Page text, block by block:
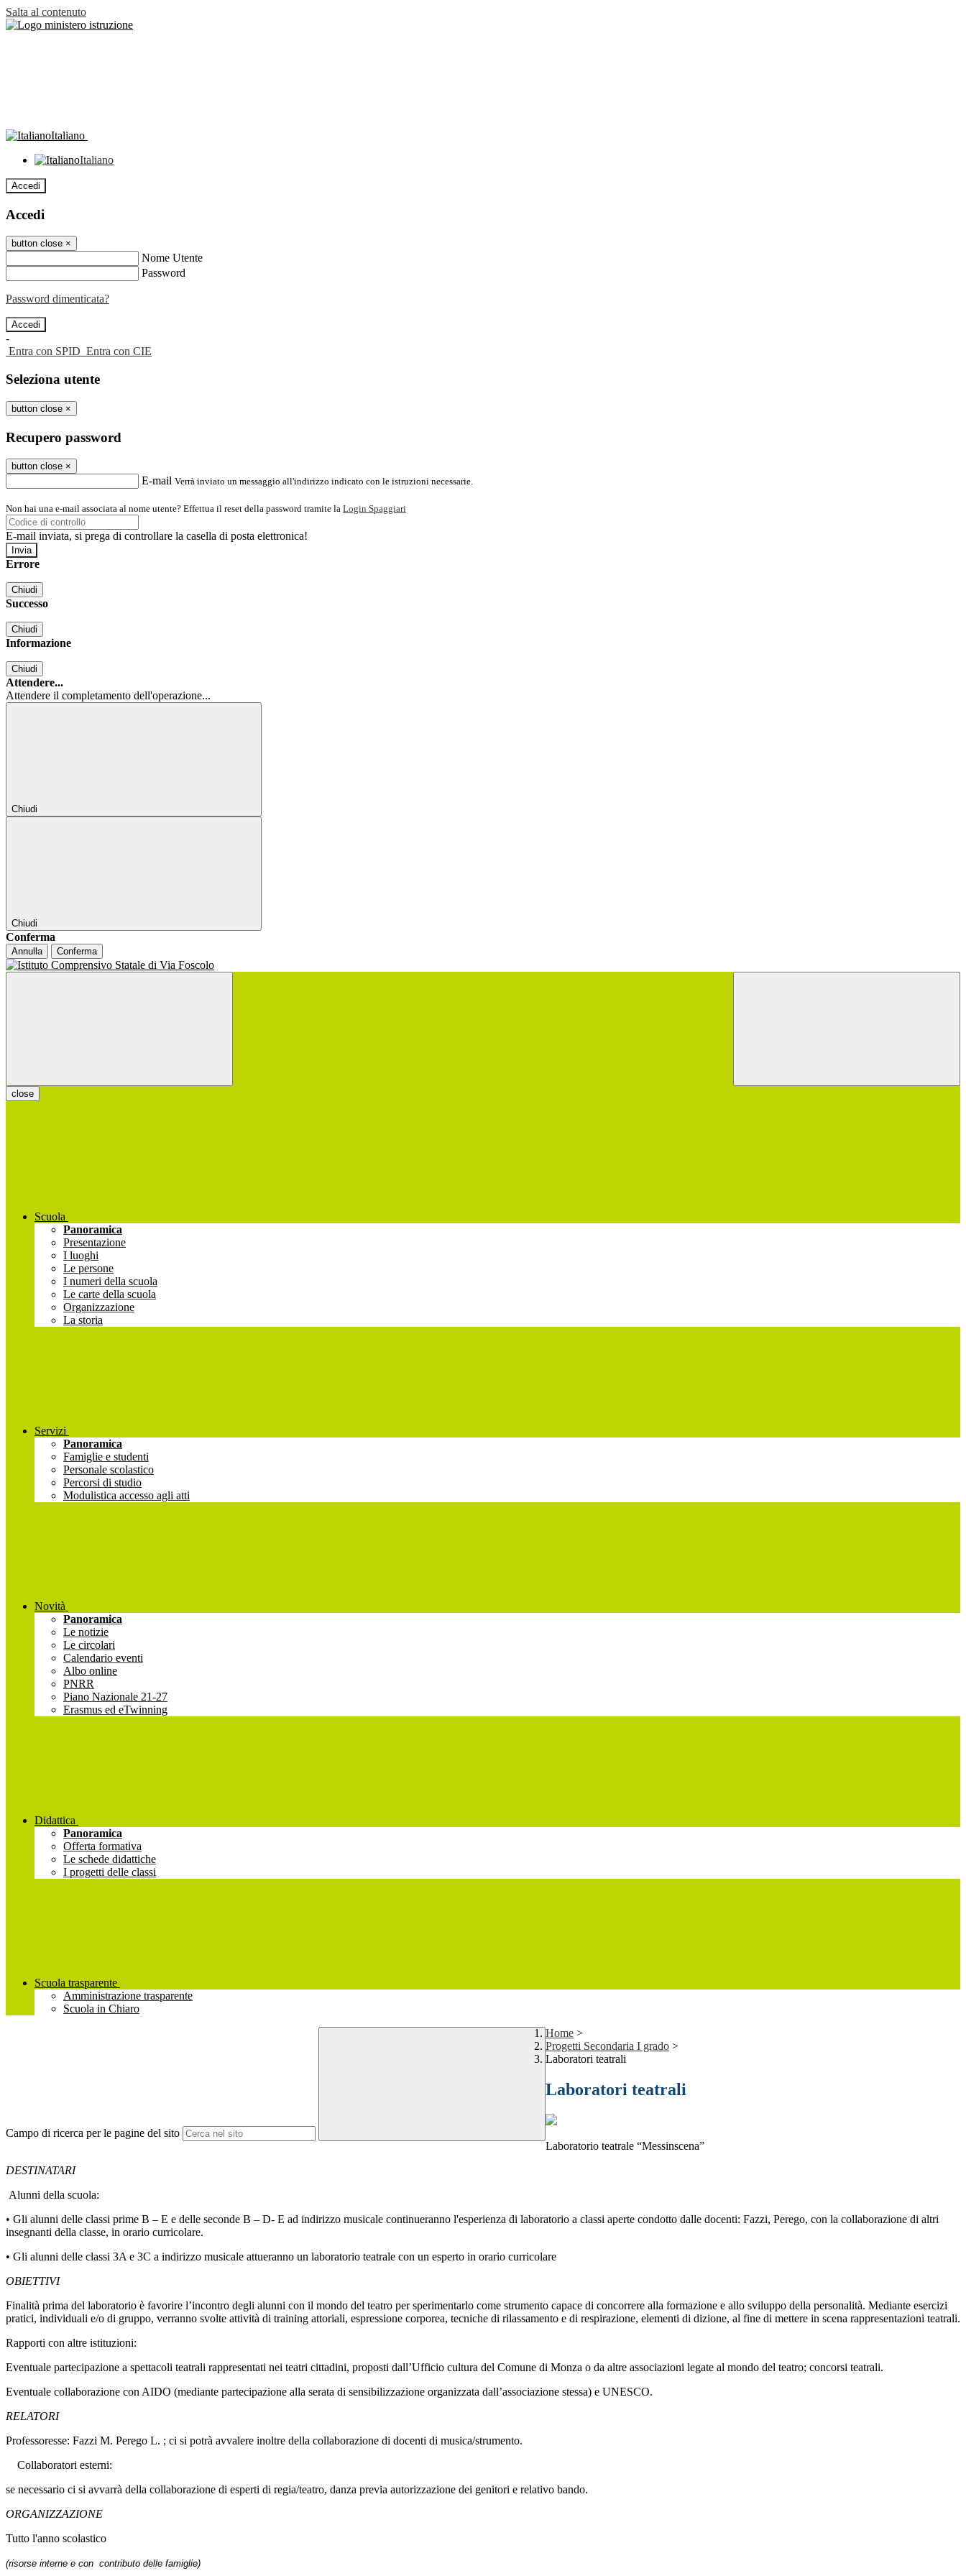
Salta al contenuto
Italiano
Italiano
Accedi
Accedi
button close ×
Nome Utente
Password
Password dimenticata?
-
Entra con SPID Entra con CIE
Seleziona utente
button close ×
Recupero password
button close ×
E-mail Verrà inviato un messaggio all'indirizzo indicato con le istruzioni necessarie.
Non hai una e-mail associata al nome utente? Effettua il reset della password tramite la Login Spaggiari
E-mail inviata, si prega di controllare la casella di posta elettronica!
Errore
Chiudi
Successo
Chiudi
Informazione
Chiudi
Attendere...
Attendere il completamento dell'operazione...
Chiudi
Chiudi
Conferma
Annulla Conferma
close
Scuola
Panoramica
Presentazione
I luoghi
Le persone
I numeri della scuola
Le carte della scuola
Organizzazione
La storia
Servizi
Panoramica
Famiglie e studenti
Personale scolastico
Percorsi di studio
Modulistica accesso agli atti
Novità
Panoramica
Le notizie
Le circolari
Calendario eventi
Albo online
PNRR
Piano Nazionale 21-27
Erasmus ed eTwinning
Didattica
Panoramica
Offerta formativa
Le schede didattiche
I progetti delle classi
Scuola trasparente
Amministrazione trasparente
Scuola in Chiaro
Campo di ricerca per le pagine del sito
Home >
Progetti Secondaria I grado >
Laboratori teatrali
Laboratori teatrali
Laboratorio teatrale “Messinscena”
DESTINATARI
Alunni della scuola:
• Gli alunni delle classi prime B – E e delle seconde B – D- E ad indirizzo musicale continueranno l'esperienza di laboratorio a classi aperte condotto dalle docenti: Fazzi, Perego, con la collaborazione di altri
insegnanti della classe, in orario curricolare.
• Gli alunni delle classi 3A e 3C a indirizzo musicale attueranno un laboratorio teatrale con un esperto in orario curricolare
OBIETTIVI
Finalità prima del laboratorio è favorire l’incontro degli alunni con il mondo del teatro per sperimentarlo come strumento capace di concorrere alla formazione e allo sviluppo della personalità. Mediante esercizi
pratici, individuali e/o di gruppo, verranno svolte attività di training attoriali, espressione corporea, tecniche di rilassamento e di respirazione, elementi di dizione, al fine di mettere in scena rappresentazioni teatrali.
Rapporti con altre istituzioni:
Eventuale partecipazione a spettacoli teatrali rappresentati nei teatri cittadini, proposti dall’Ufficio cultura del Comune di Monza o da altre associazioni legate al mondo del teatro; concorsi teatrali.
Eventuale collaborazione con AIDO (mediante partecipazione alla serata di sensibilizzazione organizzata dall’associazione stessa) e UNESCO.
RELATORI
Professoresse: Fazzi M. Perego L. ; ci si potrà avvalere inoltre della collaborazione di docenti di musica/strumento.
Collaboratori esterni:
se necessario ci si avvarrà della collaborazione di esperti di regia/teatro, danza previa autorizzazione dei genitori e relativo bando.
ORGANIZZAZIONE
Tutto l'anno scolastico
(risorse interne e con contributo delle famiglie)